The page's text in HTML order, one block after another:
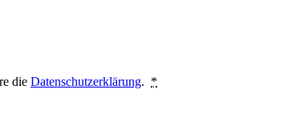
die Datenschutzerklärung. *